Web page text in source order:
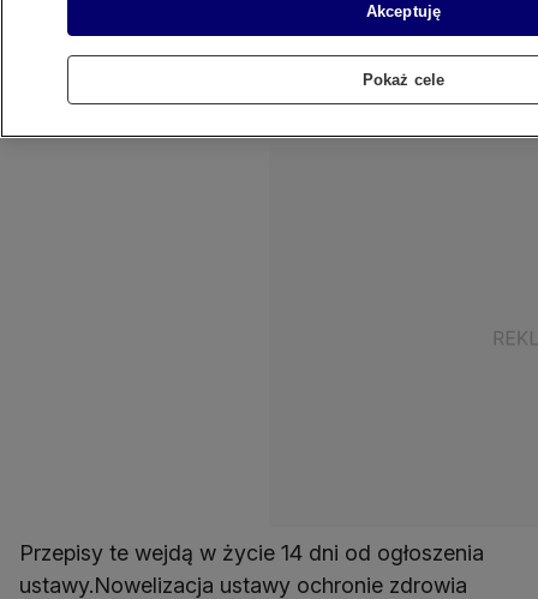
nowela ustawy, którą podpisał prezydent
Andrzej Duda. E-papierosów nie będzie też
można używać w miejscach, w których
obowiązuje zakaz palenia, np. na przystankach i
Przepisy te wejdą w życie 14 dni od ogłoszenia
ustawy.Nowelizacja ustawy ochronie zdrowia
Akceptuję
Pokaż cele